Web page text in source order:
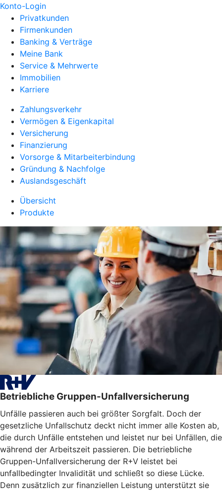
Konto-Login
Privatkunden
Firmenkunden
Banking & Verträge
Meine Bank
Service & Mehrwerte
Immobilien
Karriere
Zahlungsverkehr
Vermögen & Eigenkapital
Versicherung
Finanzierung
Vorsorge & Mitarbeiterbindung
Gründung & Nachfolge
Auslandsgeschäft
Übersicht
Produkte
Betriebliche Gruppen-Unfallversicherung
Unfälle passieren auch bei größter Sorgfalt. Doch der
gesetzliche Unfallschutz deckt nicht immer alle Kosten ab,
die durch Unfälle entstehen und leistet nur bei Unfällen, die
während der Arbeitszeit passieren. Die betriebliche
Gruppen-Unfallversicherung der R+V leistet bei
unfallbedingter Invalidität und schließt so diese Lücke.
Denn zusätzlich zur finanziellen Leistung unterstützt sie